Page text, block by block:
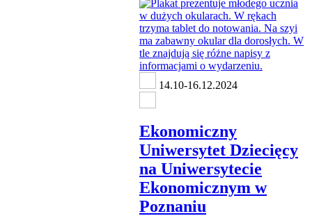
14.10-16.12.2024
Ekonomiczny
Uniwersytet Dziecięcy
na Uniwersytecie
Ekonomicznym w
Poznaniu